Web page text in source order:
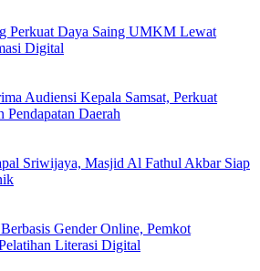
Perkuat Daya Saing UMKM Lewat
Digital
Audiensi Kepala Samsat, Perkuat
Pendapatan Daerah
Sriwijaya, Masjid Al Fathul Akbar Siap
Gender Online, Pemkot
Literasi Digital